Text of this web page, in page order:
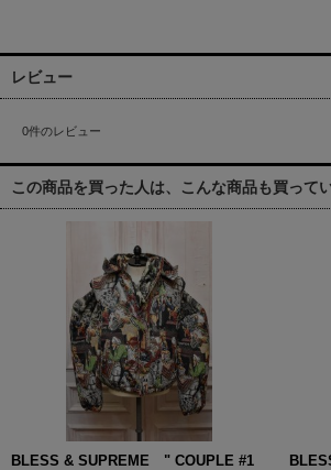
レビュー
0件のレビュー
この商品を買った人は、こんな商品も買って
BLESS & SUPREME " COUPLE #1